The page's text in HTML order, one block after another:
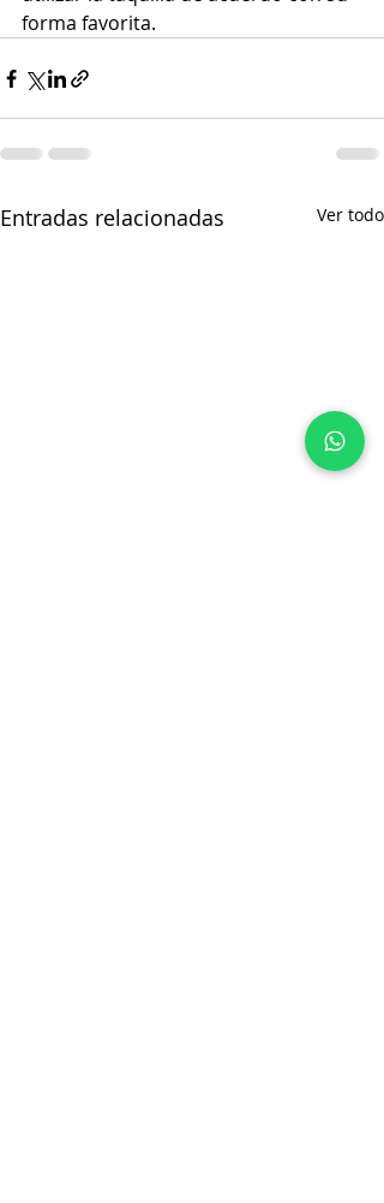
forma favorita.
Entradas relacionadas Ver todo